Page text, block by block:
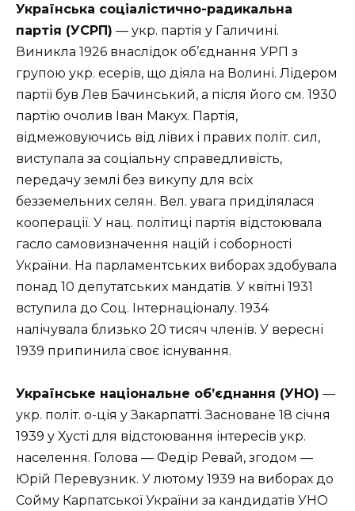
Українська соціалістично-радикальна
партія (УСРП) — укр. партія у Галичині.
Виникла 1926 внаслідок об’єднання УРП з
групою укр. есерів, що діяла на Волині. Лідером
партії був Лев Бачинський, а після його см. 1930
партію очолив Іван Макух. Партія,
відмежовуючись від лівих і правих політ. сил,
виступала за соціальну справедливість,
передачу землі без викупу для всіх
безземельних селян. Вел. увага приділялася
кооперації. У нац. політиці партія відстоювала
гасло самовизначення націй і соборності
України. На парламентських виборах здобувала
понад 10 депутатських мандатів. У квітні 1931
вступила до Соц. Інтернаціоналу. 1934
налічувала близько 20 тисяч членів. У вересні
1939 припинила своє існування.
Українське національне об’єднання (УНО) —
укр. політ. о-ція у Закарпатті. Засноване 18 січня
1939 у Хусті для відстоювання інтересів укр.
населення. Голова — Федір Ревай, згодом —
Юрій Перевузник. У лютому 1939 на виборах до
Сойму Карпатської України за кандидатів УНО